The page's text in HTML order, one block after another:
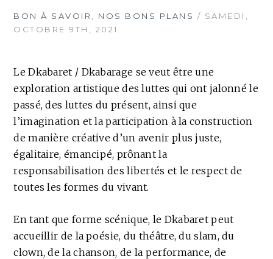
BON À SAVOIR NOS BONS PLANS / SAMEDI,
OCTOBRE 9TH, 2021
Le Dkabaret / Dkabarage se veut être une
exploration artistique des luttes qui ont jalonné le
passé, des luttes du présent, ainsi que
l’imagination et la participation à la construction
de manière créative d’un avenir plus juste,
égalitaire, émancipé, prônant la
responsabilisation des libertés et le respect de
toutes les formes du vivant.
En tant que forme scénique, le Dkabaret peut
accueillir de la poésie, du théâtre, du slam, du
clown, de la chanson, de la performance, de